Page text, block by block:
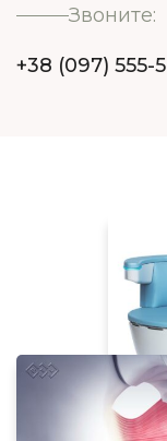
Звоните:
+38 (097) 555-